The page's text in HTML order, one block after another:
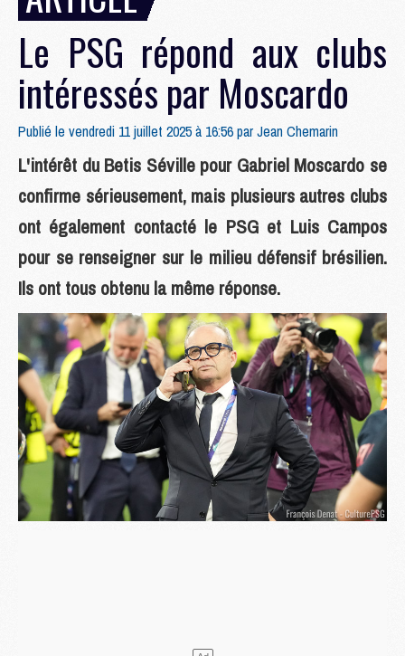
Le PSG répond aux clubs
intéressés par Moscardo
Publié le vendredi 11 juillet 2025 à 16:56 parJean Chemarin
L'intérêt du Betis Séville pour Gabriel Moscardo se
confirme sérieusement, mais plusieurs autres clubs
ont également contacté le PSG et Luis Campos
pour se renseigner sur le milieu défensif brésilien.
Ils ont tous obtenu la même réponse.